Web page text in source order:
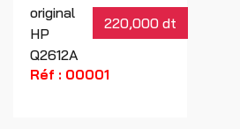
original
HP
Q2612A
220,000 dt
Réf : 00001